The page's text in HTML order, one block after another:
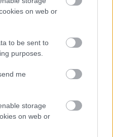
on web or
to be sent to
purposes.
me
storage
on web or
az 5. blokk új
a felülvizsgálat
Ferenc repülőtér
logisztikai bázis út- és
fejlesztése